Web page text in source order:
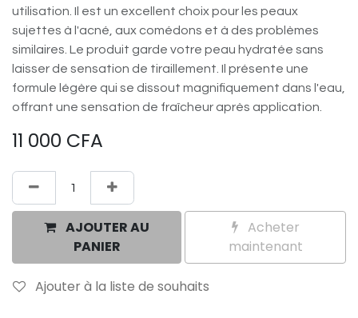
utilisation. Il est un excellent choix pour les peaux
sujettes à l'acné, aux comédons et à des problèmes
similaires. Le produit garde votre peau hydratée sans
laisser de sensation de tiraillement. Il présente une
formule légère qui se dissout magnifiquement dans l'eau,
offrant une sensation de fraîcheur après application.
11 000 CFA
AJOUTER AU
PANIER
Acheter
maintenant
Ajouter à la liste de souhaits